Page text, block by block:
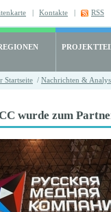
| Kontakte | RSS
Startseite / Nachrichten &
wurde zum